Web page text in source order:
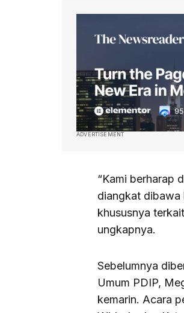
ADVERTISEMENT
“Kami berharap
diangkat dibawa
khususnya
ungkapnya.
Sebelumnya
Umum PDIP,
kemarin. Acara